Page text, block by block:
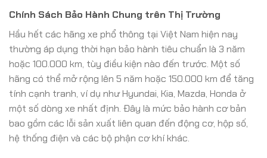
Chính Sách Bảo Hành Chung trên Thị Trường
Hầu hết các hãng xe phổ thông tại Việt Nam hiện nay
thường áp dụng thời hạn bảo hành tiêu chuẩn là 3 năm
hoặc 100.000 km, tùy điều kiện nào đến trước. Một số
hãng có thể mở rộng lên 5 năm hoặc 150.000 km để tăng
tính cạnh tranh, ví dụ như Hyundai, Kia, Mazda, Honda ở
một số dòng xe nhất định. Đây là mức bảo hành cơ bản
bao gồm các lỗi sản xuất liên quan đến động cơ, hộp số,
hệ thống điện và các bộ phận cơ khí khác.